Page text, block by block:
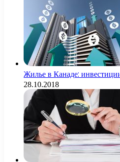
Жилье в Канаде:
28.10.2018